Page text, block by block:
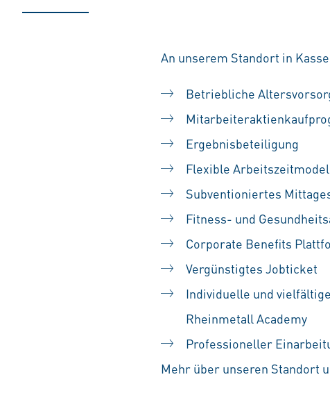
An unserem Standort in
Betriebliche
Ergebnisbeteiligung
Flexible
Subventioniertes
Fitness- und
Corporate Benefits
Vergünstigtes Jobticket
Individuelle und
Rheinmetall Academy
Professioneller
Mehr über unseren Standort